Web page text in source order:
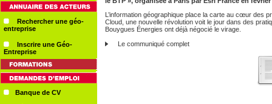
Rechercher une géo-
entreprise
Inscrire une Géo-
Entreprise
Banque de CV
L’information géographique place la carte au cœur
Cloud, une nouvelle révolution voit le jour dans des
Bouygues Énergies ont déjà négocié le virage.
Le communiqué complet